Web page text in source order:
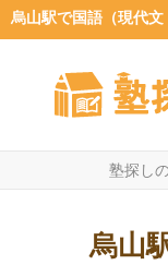
烏山駅で国語（現代文
塾探し
烏山